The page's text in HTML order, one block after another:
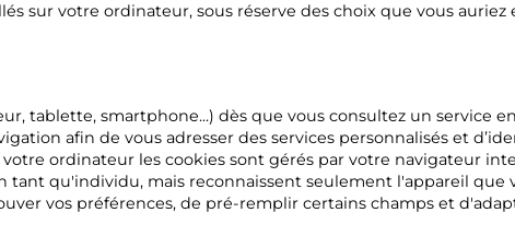
sur votre ordinateur, sous réserve des choix que vous
tablette, smartphone...) dès que vous consultez un service
afin de vous adresser des services personnalisés et
ordinateur les cookies sont gérés par votre navigateur
qu'individu, mais reconnaissent seulement l'appareil que
vos préférences, de pré-remplir certains champs et